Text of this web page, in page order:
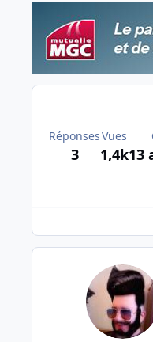
Réponses
3
Vues
1,4k13